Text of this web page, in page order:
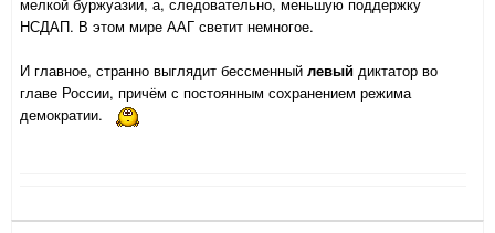
НСДАП. В этом мире ААГ светит немногое.
И главное, странно выглядит бессменный левый диктатор во
главе России, причём с постоянным сохранением режима
демократии.